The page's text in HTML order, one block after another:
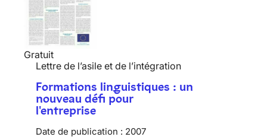
Gratuit
Lettre de l’asile et de l’intégration
Formations linguistiques : un
nouveau défi pour
l'entreprise
Date de publication : 2007